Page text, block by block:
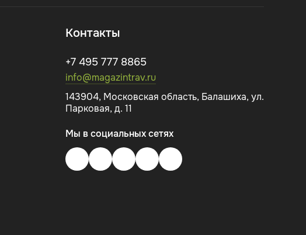
Контакты
+7 495 777 8865
info@magazintrav.ru
143904, Московская область, Балашиха, ул.
Парковая, д. 11
Мы в социальных сетях